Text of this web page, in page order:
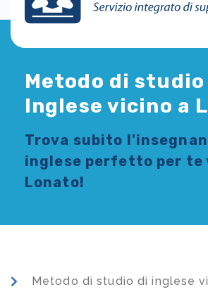
Metodo di studio
Inglese vicino a
Trova subito l'
inglese perfetto per te
Lonato!
Metodo di studio di inglese